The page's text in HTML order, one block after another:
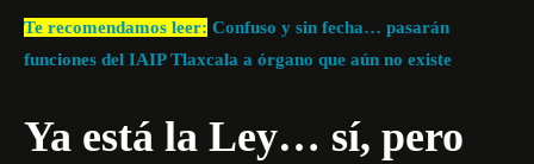
Te recomendamos leer: Confuso y sin fecha… pasarán
funciones del IAIP Tlaxcala a órgano que aún no existe
Ya está la Ley… sí, pero